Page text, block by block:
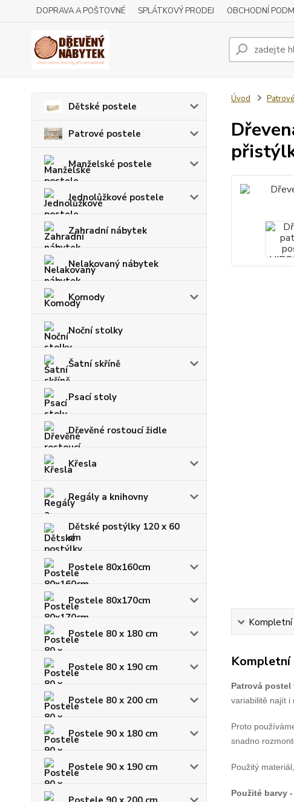
DOPRAVA A POŠTOVNÉ SPLÁTKOVÝ PRODEJ OBCHODNÍ
Dětské postele
Patrové postele
Manželské postele
Jednolůžkové postele
Zahradní nábytek
Nelakovaný nábytek
Komody
Noční stolky
Šatní skříně
Psací stoly
Dřevěné rostoucí židle
Křesla
Regály a knihovny
Dětské postýlky 120 x 60
cm
Postele 80x160cm
Postele 80x170cm
Postele 80 x 180 cm
Postele 80 x 190 cm
Postele 80 x 200 cm
Postele 90 x 180 cm
Postele 90 x 190 cm
Úvod
Kompletní
Kompletní
Patrová postel
variabilitě najít i
Proto
snadno
Použitý
Použité barvy -